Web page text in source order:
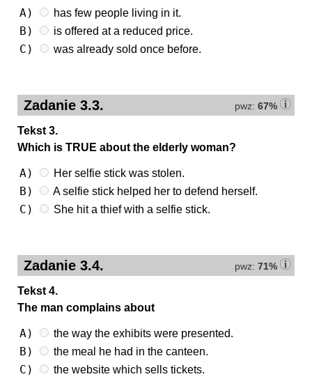
A) has few people living in it.
B) is offered at a reduced price.
C) was already sold once before.
pwz: 67%
Zadanie 3.3.
Tekst 3.
Which is TRUE about the elderly woman?
A) Her selfie stick was stolen.
B) A selfie stick helped her to defend herself.
C) She hit a thief with a selfie stick.
pwz: 71%
Zadanie 3.4.
Tekst 4.
The man complains about
A) the way the exhibits were presented.
B) the meal he had in the canteen.
C) the website which sells tickets.